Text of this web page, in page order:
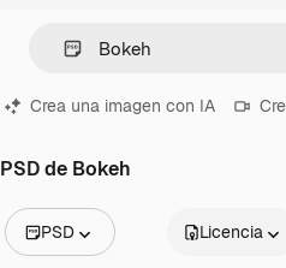
Crea una imagen con IA
PSD de Bokeh
PSD Licencia